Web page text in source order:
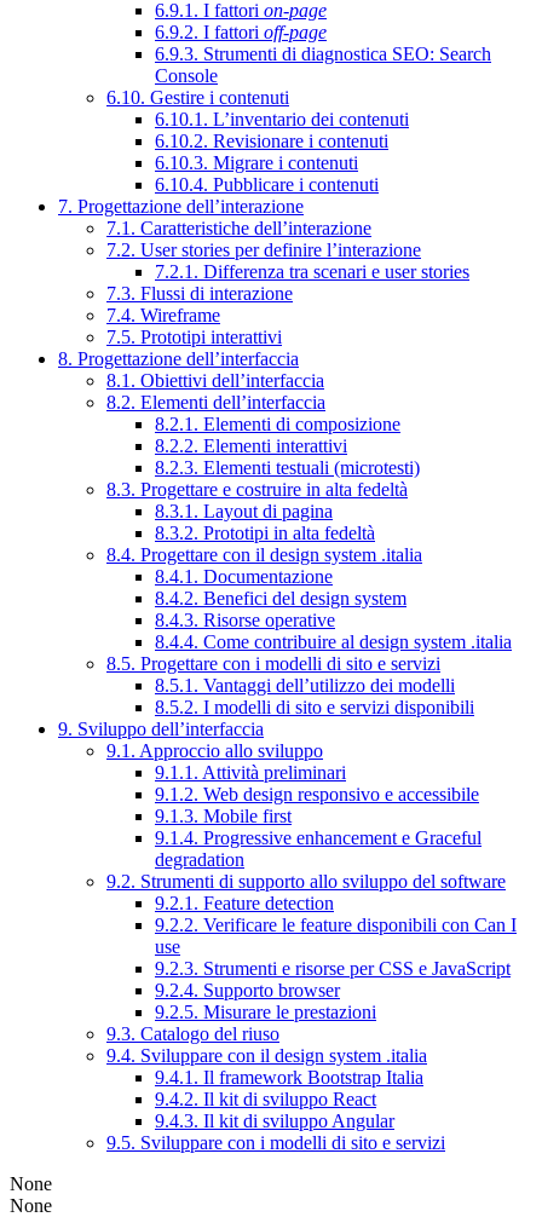
6.9.1. I fattori on-page
6.9.2. I fattori off-page
6.9.3. Strumenti di diagnostica SEO: Search
Console
6.10. Gestire i contenuti
6.10.1. L’inventario dei contenuti
6.10.2. Revisionare i contenuti
6.10.3. Migrare i contenuti
6.10.4. Pubblicare i contenuti
7. Progettazione dell’interazione
7.1. Caratteristiche dell’interazione
7.2. User stories per definire l’interazione
7.2.1. Differenza tra scenari e user stories
7.3. Flussi di interazione
7.4. Wireframe
7.5. Prototipi interattivi
8. Progettazione dell’interfaccia
8.1. Obiettivi dell’interfaccia
8.2. Elementi dell’interfaccia
8.2.1. Elementi di composizione
8.2.2. Elementi interattivi
8.2.3. Elementi testuali (microtesti)
8.3. Progettare e costruire in alta fedeltà
8.3.1. Layout di pagina
8.3.2. Prototipi in alta fedeltà
8.4. Progettare con il design system .italia
8.4.1. Documentazione
8.4.2. Benefici del design system
8.4.3. Risorse operative
8.4.4. Come contribuire al design system .italia
8.5. Progettare con i modelli di sito e servizi
8.5.1. Vantaggi dell’utilizzo dei modelli
8.5.2. I modelli di sito e servizi disponibili
9. Sviluppo dell’interfaccia
9.1. Approccio allo sviluppo
9.1.1. Attività preliminari
9.1.2. Web design responsivo e accessibile
9.1.3. Mobile first
9.1.4. Progressive enhancement e Graceful
degradation
9.2. Strumenti di supporto allo sviluppo del software
9.2.1. Feature detection
9.2.2. Verificare le feature disponibili con Can I
use
9.2.3. Strumenti e risorse per CSS e JavaScript
9.2.4. Supporto browser
9.2.5. Misurare le prestazioni
9.3. Catalogo del riuso
9.4. Sviluppare con il design system .italia
9.4.1. Il framework Bootstrap Italia
9.4.2. Il kit di sviluppo React
9.4.3. Il kit di sviluppo Angular
9.5. Sviluppare con i modelli di sito e servizi
None
None